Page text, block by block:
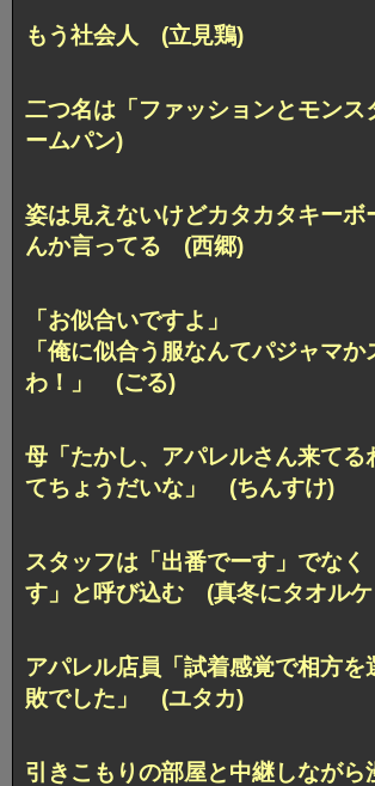
もう社会人 (立見鶏)
二つ名は「ファッションとモン
ームパン)
姿は見えないけどカタカタキーボ
んか言ってる (西郷)
「お似合いですよ」
「俺に似合う服なんてパジャマ
わ！」 (ごる)
母「たかし、アパレルさん来てる
てちょうだいな」 (ちんすけ)
スタッフは「出番でーす」でなく
す」と呼び込む (真冬にタオル
アパレル店員「試着感覚で相方を
敗でした」 (ユタカ)
引きこもりの部屋と中継しながら